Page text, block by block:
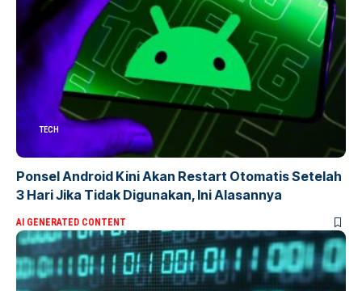
TECH
Ponsel Android Kini Akan Restart Otomatis Setelah
3 Hari Jika Tidak Digunakan, Ini Alasannya
AI GENERATED CONTENT